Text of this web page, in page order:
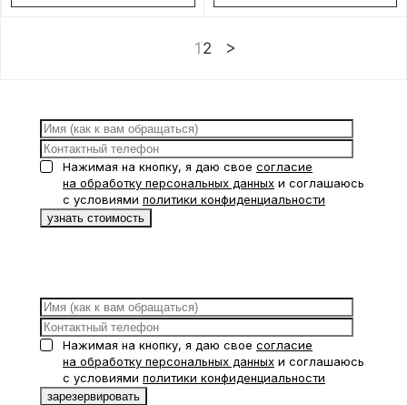
1 2
Нажимая на кнопку, я даю свое согласие
на обработку персональных данных и соглашаюсь
с условиями политики конфиденциальности
Нажимая на кнопку, я даю свое согласие
на обработку персональных данных и соглашаюсь
с условиями политики конфиденциальности